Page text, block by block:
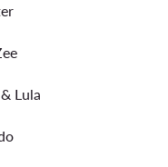
Lula